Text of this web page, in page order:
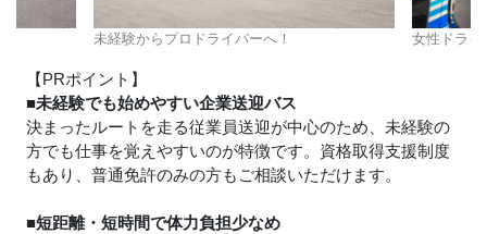
未経験からプロドライバーへ！ 女性ドライ
【PRポイント】
■未経験でも始めやすい企業送迎バス
決まったルートを走る従業員送迎が中心のため、未経験の
方でも仕事を覚えやすいのが特徴です。資格取得支援制度
もあり、普通免許のみの方もご相談いただけます。
■短距離・短時間で体力負担少なめ